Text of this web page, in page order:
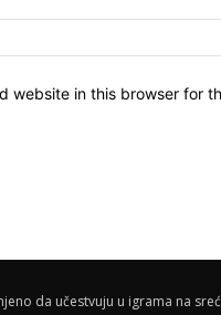
website in this browser for
da učestvuju u igrama na